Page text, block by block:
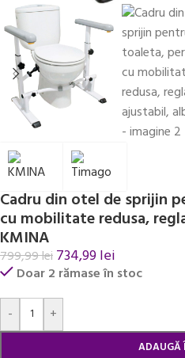
Cadru din otel de sprijin
cu mobilitate redusa,
KMINA
799,99lei734,99lei
Doar 2 rămase în stoc
-
+
ADAUGĂ
Alternative: